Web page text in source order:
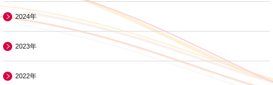
2024年
2023年
2022年